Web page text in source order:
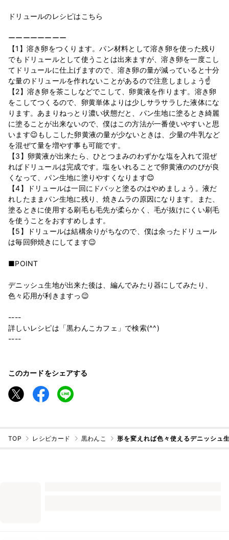
ドリュールのレシピはこちら
ーーーーーーーー
【1】溶き卵をつくります。パン材料として溶き卵を使った残り
でもドリュールとして使うことは出来ますが、溶き卵を一度こし
てドリュールに仕上げますので、溶き卵の量が減っていると十分
な量のドリュールを作れないことがあるので注意しましょう☝
【2】溶き卵を茶こしなどでこして、卵黄液を作ります。溶き卵
をこしてつくるので、卵黄単体よりは少しサラサラした液体にな
ります。あまりねっとり濃い状態だと、パン生地に塗るとき綺麗
に塗ることが出来ないので、僕はこの方法が一番使いやすいと思
います😉もしこした卵黄液の量が少ないときは、少量の牛乳など
を混ぜて量を増やす事も可能です。
【3】卵黄液が出来たら、ひとつまみのわずかな塩を入れて混ぜ
ればドリュールは完成です。塩をいれることで卵黄液ののびが良
くなって、パン生地に塗りやすくなります😊
【4】ドリュールは一回にドバッと塗るのはやめましょう。液だ
れしたままパン生地に残り、焼きムラの原因になります。また、
塗るときに使用する刷毛も毛先が柔らかく、毛が抜けにくい刷毛
を使うことをおすすめします。
【5】ドリュールは結構余りがちなので、僕は余ったドリュール
は毎回卵焼きにしてます😉
■POINT
デニッシュ生地が出来た後は、編んでみたり器にしてみたり、
色々応用が利きますっ😉
----
詳しいレシピは「黒わんこカフェ」で検索(^^)
----
このカードをシェアする
TOP レシピカード 黒わんこ 形を変えれば色々使えるデニッシュ